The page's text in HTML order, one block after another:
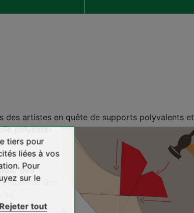
des artistes en quête de supports polyvalents et
polyester
m²),
des
Son
vos projets.
tiers pour
liées à vos
Pour
sur le
Rejeter tout